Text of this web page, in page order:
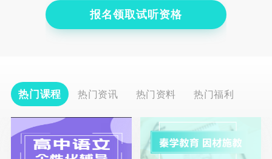
报名领取试听资格
热门课程 热门资讯 热门资料 热门福利